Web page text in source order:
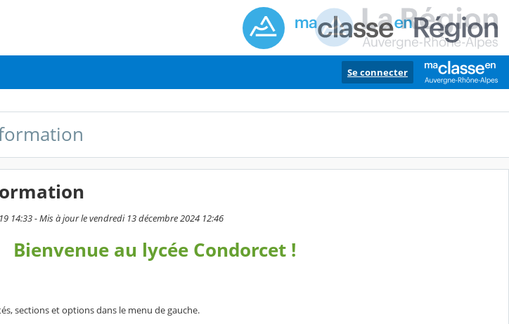
Se connecter
14:33 - Mis à jour le vendredi 13 décembre 2024 12:46
Bienvenue au lycée Condorcet !
sections et options dans le menu de gauche.